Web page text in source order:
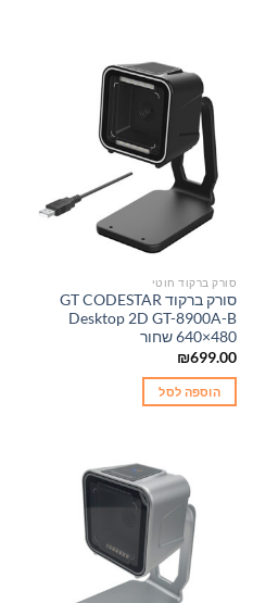
סורק ברקוד חוטי
סורק ברקוד GT CODESTAR
Desktop 2D GT-8900A-B
640×480 שחור
₪699.00
הוספה לסל